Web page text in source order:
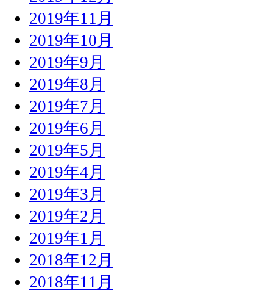
2019年11月
2019年10月
2019年9月
2019年8月
2019年7月
2019年6月
2019年5月
2019年4月
2019年3月
2019年2月
2019年1月
2018年12月
2018年11月